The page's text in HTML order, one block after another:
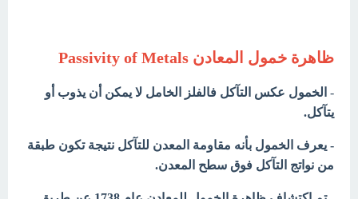
ظاهرة خمول المعادن Passivity of Metals
- الخمول عكس التآكل فالفلز الخامل لا یمكن أن یذوب أو
یتآكل.
- یعرف الخمول بأنه مقاومة المعدن للتآكل نتیجة تكون طبقة
من نواتج التآكل فوق سطح المعدن.